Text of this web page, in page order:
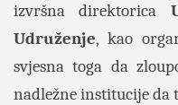
izvršna direktorica
Udruženje, kao
svjesna toga da
nadležne institucije da